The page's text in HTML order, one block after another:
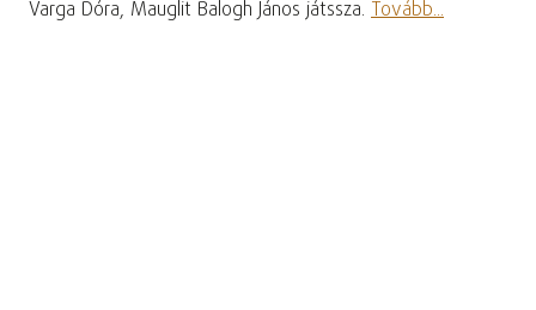
Varga Dóra, Mauglit Balogh János játssza. Tovább...